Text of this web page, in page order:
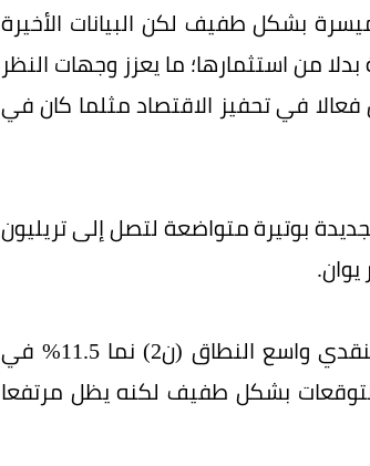
بشكل طفيف لكن البيانات الأخيرة
من استثمارها؛ ما يعزز وجهات النظر
فعالا في تحفيز الاقتصاد مثلما كان في
بوتيرة متواضعة لتصل إلى تريليون
وقال بنك الشعب (المركزي) الصيني أمس: «إن المعروض النقدي واسع النطاق (ن2) نما 11.5% في
التوقعات بشكل طفيف لكنه يظل مرتفعا